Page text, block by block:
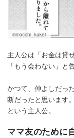
©mocchi_kakei
主人公は「お金は貸
「もう会わない」と
かつて、仲よしだっ
断だったと思います
という主人公。
ママ友のために